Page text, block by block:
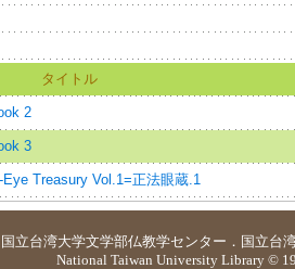
タイトル
2
3
Treasury Vol.1=正法眼蔵.1
国立台湾大学文学部仏教学センター ． 国立台
National Taiwan University Library ©